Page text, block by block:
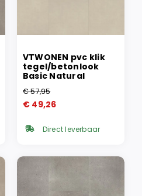
VTWONEN pvc klik
tegel/betonlook
Basic Natural
€57,95
Oorspronkelijke
was:
€ 49,26
Huidige
is: Direct leverbaar